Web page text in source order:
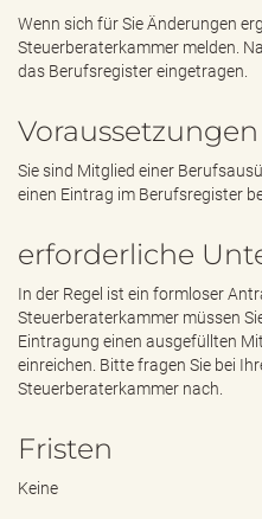
Wenn sich für Sie Änderungen
Steuerberaterkammer melden.
das Berufsregister eingetragen.
Voraussetzungen
Sie sind Mitglied einer
einen Eintrag im Berufsregister
erforderliche
In der Regel ist ein formloser
Steuerberaterkammer müssen
Eintragung einen ausgefüllten
einreichen. Bitte fragen Sie bei
Steuerberaterkammer nach.
Fristen
Keine